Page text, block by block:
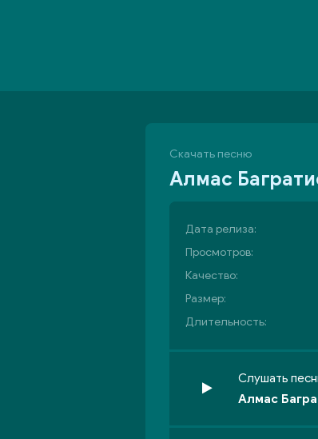
Скачать песню
Алмас
Дата релиза:
Просмотров:
Качество:
Размер:
Длительность:
Слушать
Алмас